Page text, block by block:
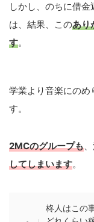
しかし、のちに借
は、結果、このあり
す。
学業より音楽にのめ
す。
2MCのグループも
してしまいます。
柊人はこの